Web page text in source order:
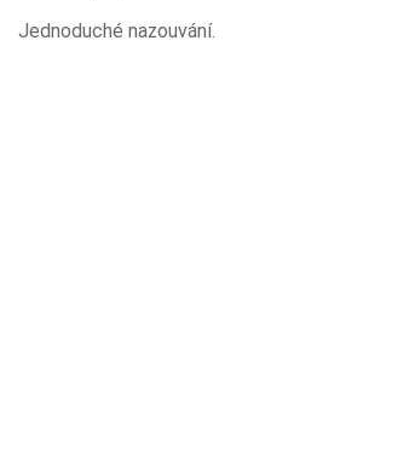
Jednoduché nazouvání.